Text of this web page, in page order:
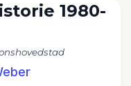
1980-